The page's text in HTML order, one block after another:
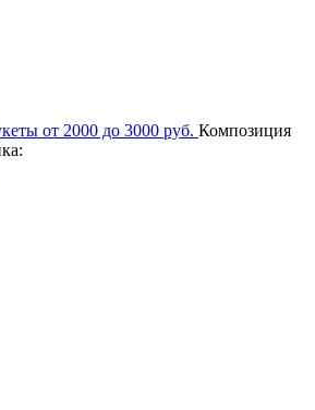
от 2000 до 3000 руб. Композиция